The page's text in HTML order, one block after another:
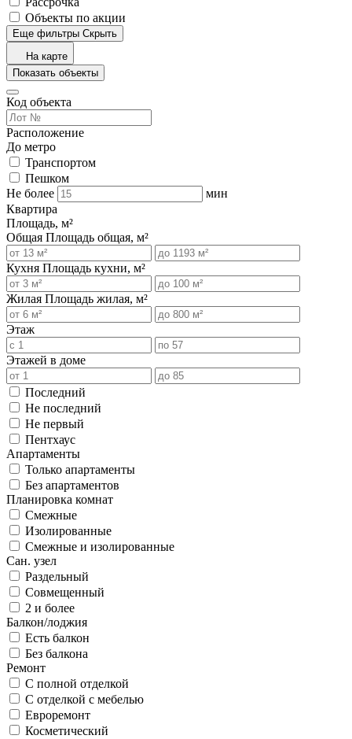
Объекты по акции
Еще фильтры Скрыть
На карте
Показать объекты
Код объекта
Расположение
До метро
Транспортом
Пешком
Не более
мин
Квартира
Площадь, м²
Общая Площадь общая, м²
Кухня Площадь кухни, м²
Жилая Площадь жилая, м²
Этаж
Этажей в доме
Последний
Не последний
Не первый
Пентхаус
Апартаменты
Только апартаменты
Без апартаментов
Планировка комнат
Смежные
Изолированные
Смежные и изолированные
Сан. узел
Раздельный
Совмещенный
2 и более
Балкон/лоджия
Есть балкон
Без балкона
Ремонт
С полной отделкой
С отделкой с мебелью
Евроремонт
Косметический